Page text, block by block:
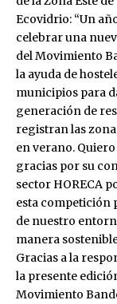
Ecovidrio: “Un
celebrar una
del Movimiento
la ayuda de
municipios para
generación de
registran las
en verano.
gracias por su
sector HORECA
esta competición
de nuestro
manera
Gracias a la
la presente
Movimiento